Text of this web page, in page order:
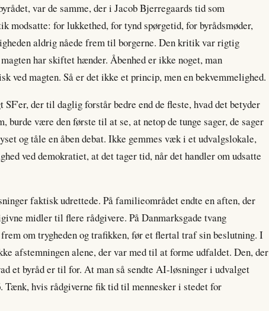
var de samme, der i Jacob Bjerregaards tid som
modsatte: for lukkethed, for tynd spørgetid, for byrådsmøder,
aldrig nåede frem til borgerne. Den kritik var rigtig
har skiftet hænder. Åbenhed er ikke noget, man
ved magten. Så er det ikke et princip, men en bekvemmelighed.
der til daglig forstår bedre end de fleste, hvad det betyder
burde være den første til at se, at netop de tunge sager, de sager
og tåle en åben debat. Ikke gemmes væk i et udvalgslokale,
ved demokratiet, at det tager tid, når det handler om udsatte
faktisk udrettede. På familieområdet endte en aften, der
midler til flere rådgivere. På Danmarksgade tvang
om trygheden og trafikken, før et flertal traf sin beslutning. I
afstemningen alene, der var med til at forme udfaldet. Den, der
et byråd er til for. At man så sendte AI-løsninger i udvalget
hvis rådgiverne fik tid til mennesker i stedet for